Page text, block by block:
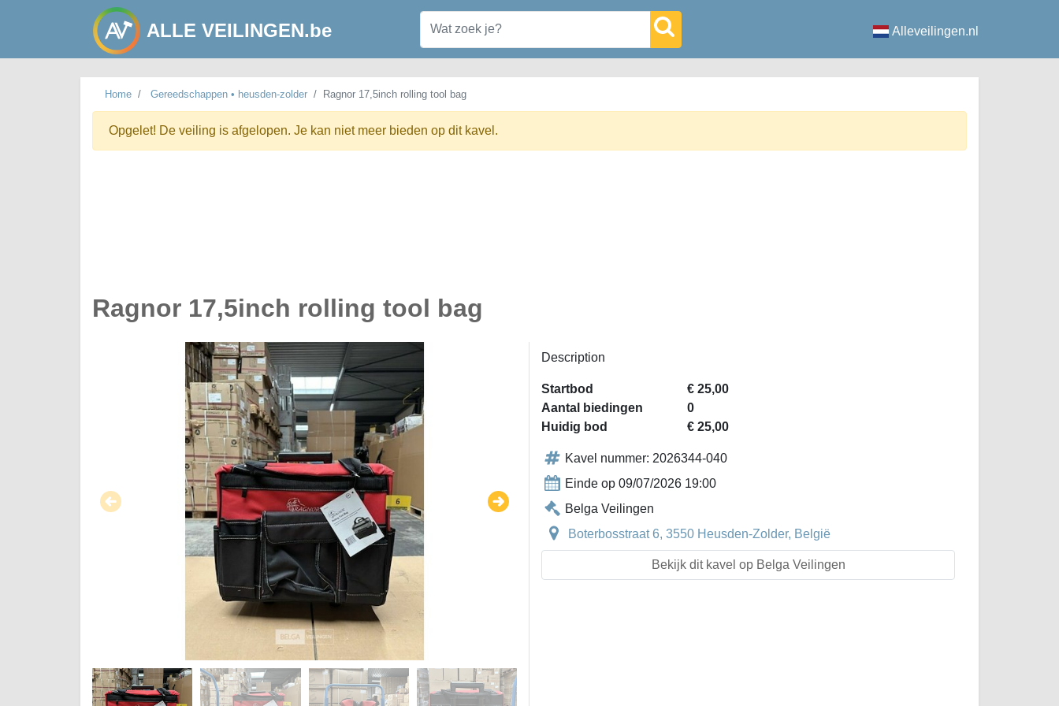
ALLE VEILINGEN.be Alleveilingen.nl
Home Gereedschappen • heusden-zolder Ragnor 17,5inch rolling tool bag
Opgelet! De veiling is afgelopen. Je kan niet meer bieden op dit kavel.
Ragnor 17,5inch rolling tool bag
Description
Startbod
€ 25,00
Aantal biedingen
0
Huidig bod
€ 25,00
Kavel nummer: 2026344-040
Einde op 09/07/2026 19:00
Belga Veilingen
Boterbosstraat 6, 3550 Heusden-Zolder, België
Bekijk dit kavel op Belga Veilingen